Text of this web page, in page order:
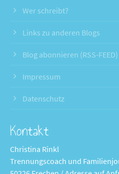
Wer schreibt?
Links zu anderen Blogs
Blog abonnieren (RSS-FEED)
Impressum
Datenschutz
Kontakt
Christina Rinkl
Trennungscoach und